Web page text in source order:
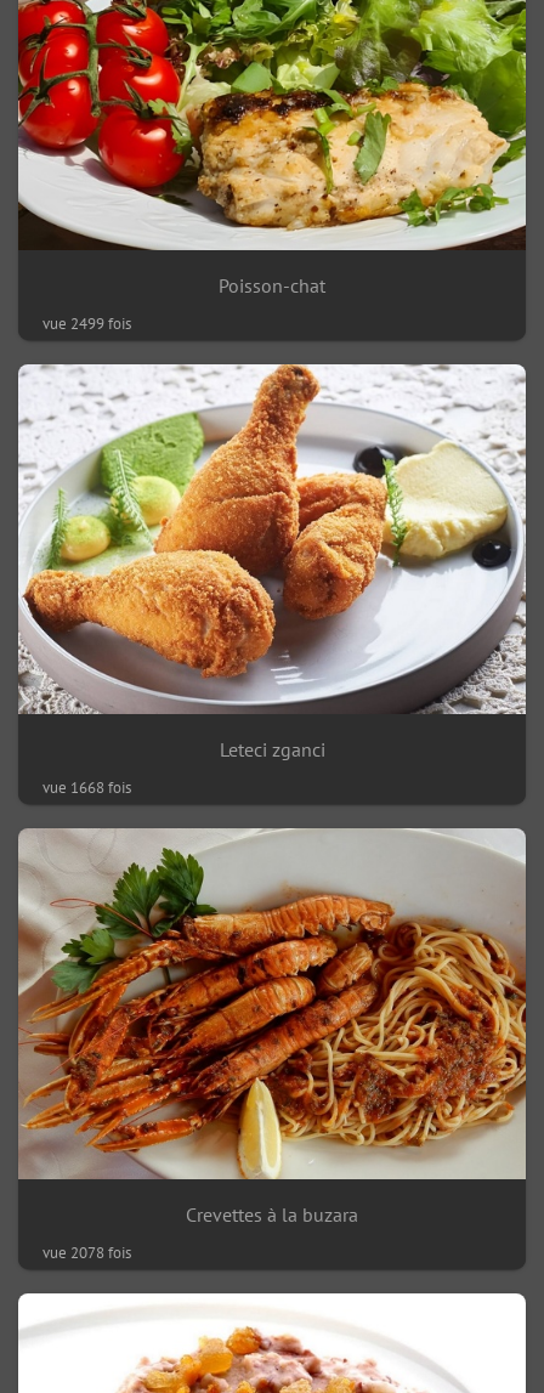
Poisson-chat
vue 2499 fois
Leteci zganci
vue 1668 fois
Crevettes à la buzara
vue 2078 fois